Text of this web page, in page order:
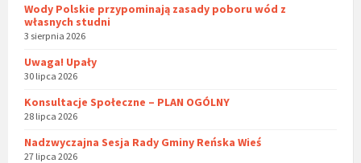
Wody Polskie przypominają zasady poboru wód z
własnych studni
3 sierpnia 2026
Uwaga! Upały
30 lipca 2026
Konsultacje Społeczne – PLAN OGÓLNY
28 lipca 2026
Nadzwyczajna Sesja Rady Gminy Reńska Wieś
27 lipca 2026